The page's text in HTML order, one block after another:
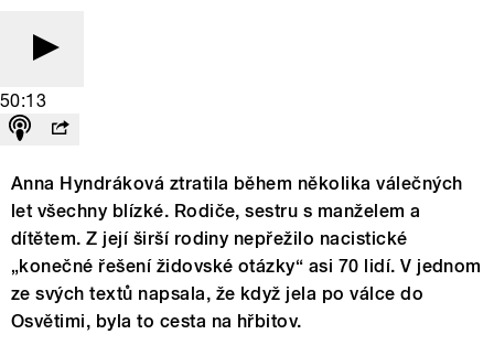
50:13
Anna Hyndráková ztratila během několika válečných
let všechny blízké. Rodiče, sestru s manželem a
dítětem. Z její širší rodiny nepřežilo nacistické
„konečné řešení židovské otázky“ asi 70 lidí. V jednom
ze svých textů napsala, že když jela po válce do
Osvětimi, byla to cesta na hřbitov.